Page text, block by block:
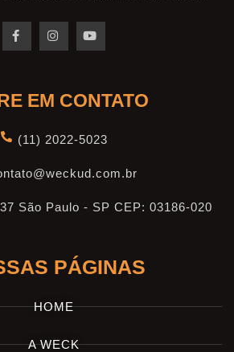
EM CONTATO
(11) 2022-5023
São Paulo - SP CEP: 03186-020
PÁGINAS
HOME
A WECK